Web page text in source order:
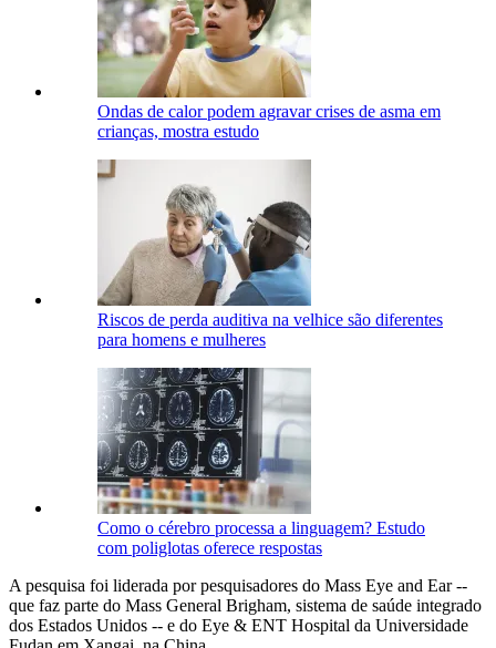
Ondas de calor podem agravar crises de asma em
crianças, mostra estudo
Riscos de perda auditiva na velhice são diferentes
para homens e mulheres
Como o cérebro processa a linguagem? Estudo
com poliglotas oferece respostas
A pesquisa foi liderada por pesquisadores do Mass Eye and Ear --
que faz parte do Mass General Brigham, sistema de saúde integrado
dos Estados Unidos -- e do Eye & ENT Hospital da Universidade